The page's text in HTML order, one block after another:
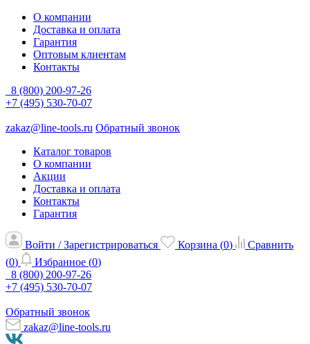
О компании
Доставка и оплата
Гарантия
Оптовым клиентам
Контакты
8 (800) 200-97-26
+7 (495) 530-70-07
zakaz@line-tools.ru Обратный звонок
Каталог товаров
О компании
Акции
Доставка и оплата
Контакты
Гарантия
Войти / Зарегистрироваться Корзина (0)
Сравнить
(0) Избранное (0)
8 (800) 200-97-26
+7 (495) 530-70-07
Обратный звонок
zakaz@line-tools.ru